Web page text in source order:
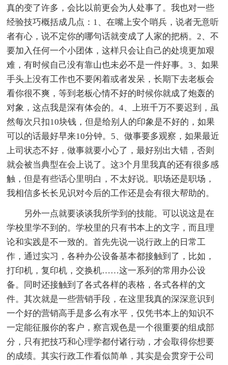
真的变了许多，会比以前更会为人处事了。我也对一些
经验技巧概括成几点：1、在嘴上安个哨兵，说者无意听
者有心，说不定你的哪句话就变成了人家的把柄。2、不
要加入任何一个小团体，这样只会让自己的处境更加艰
难，有时候自己没有靠山也未必不是一件好事。3、如果
手头上没有工作也不要闲着或者发呆，长期下去老板会
看你很不爽，等到老板心情不好的时候你就成了炮轰的
对象，这点我是深有体会的。4、上班千万不要迟到，虽
然每次只扣10块钱，但是给别人的印象是不好的，如果
可以的话最好早来10分钟。5、做事要多观察，如果最近
上司状态不好，做事就要小心了，最好别出大错，否则
就会被当典型在会上说了。这3个月里我真的还有很多感
触，但是有些话心里明白，不太好说。职场还是职场，
我相信多长长见识对今后的工作还是会有很大帮助的。
另外一点就要谈谈我所学到的技能。可以说这是在
学校里学不到的。学校里的只有书本上的文字，而且理
论和实践是不一致的。首先先说一说行政上的日常工
作，通过实习，各种办公设备基本都接触到了，比如，
打印机，复印机，交换机……这一系列的常用办公设
备。同时还接触到了各式各样的表格，各式各样的文
件。其次就是一些营销手段，在这里我真的深深意识到
一个好的营销高手是多么有水平，仅凭书本上的知识不
一定能征服你的客户，察言观色是一个很重要的组成部
分，只有把技巧和心理学都付诸行动，才会取得你想要
的成绩。其实行政工作看似简单，其实是会贯穿于公司